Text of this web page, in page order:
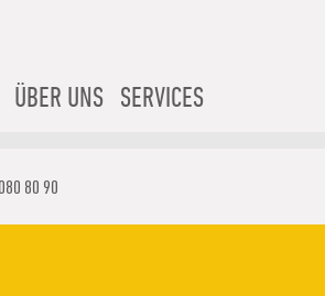
ÜBER UNS SERVICES
80 90